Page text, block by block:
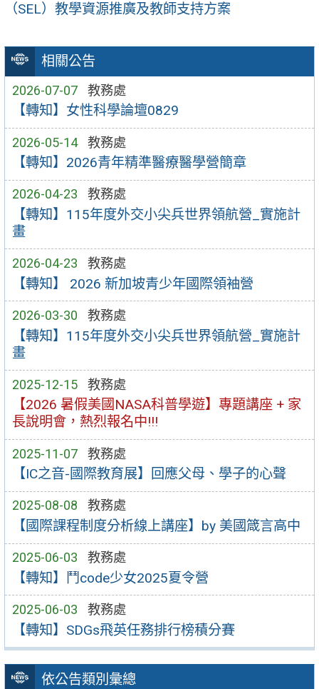
相關公告
2026-07-07 教務處
【轉知】女性科學論壇0829
2026-05-14 教務處
【轉知】2026青年精準醫療醫學營簡章
2026-04-23 教務處
【轉知】115年度外交小尖兵世界領航營_實施計
畫
2026-04-23 教務處
【轉知】 2026 新加坡青少年國際領袖營
2026-03-30 教務處
【轉知】115年度外交小尖兵世界領航營_實施計
畫
2025-12-15 教務處
【2026 暑假美國NASA科普學遊】專題講座 + 家
長說明會，熱烈報名中!!!
2025-11-07 教務處
【IC之音-國際教育展】回應父母、學子的心聲
2025-08-08 教務處
【國際課程制度分析線上講座】by 美國箴言高中
2025-06-03 教務處
【轉知】鬥code少女2025夏令營
2025-06-03 教務處
【轉知】SDGs飛英任務排行榜積分賽
依公告類別彙總
（SEL）教學資源推廣及教師支持方案